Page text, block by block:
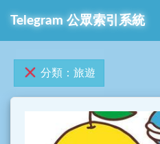
Telegram 公眾索引系統
分類：旅遊